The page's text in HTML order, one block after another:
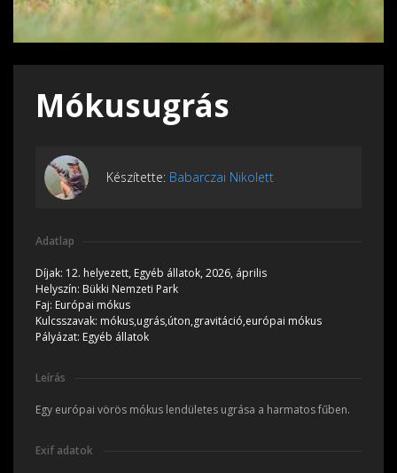
Mókusugrás
Készítette: Babarczai Nikolett
Adatlap
Díjak: 12. helyezett, Egyéb állatok, 2026, április
Helyszín: Bükki Nemzeti Park
Faj: Európai mókus
Kulcsszavak: mókus,ugrás,úton,gravitáció,európai mókus
Pályázat: Egyéb állatok
Leírás
Egy európai vörös mókus lendületes ugrása a harmatos fűben.
Exif adatok